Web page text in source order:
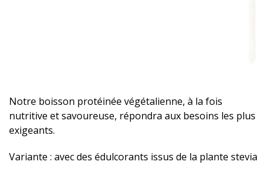
Notre boisson protéinée végétalienne, à la fois
nutritive et savoureuse, répondra aux besoins les plus
exigeants.
Variante : avec des édulcorants issus de la plante stevia